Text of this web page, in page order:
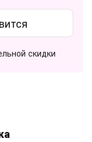
скидки